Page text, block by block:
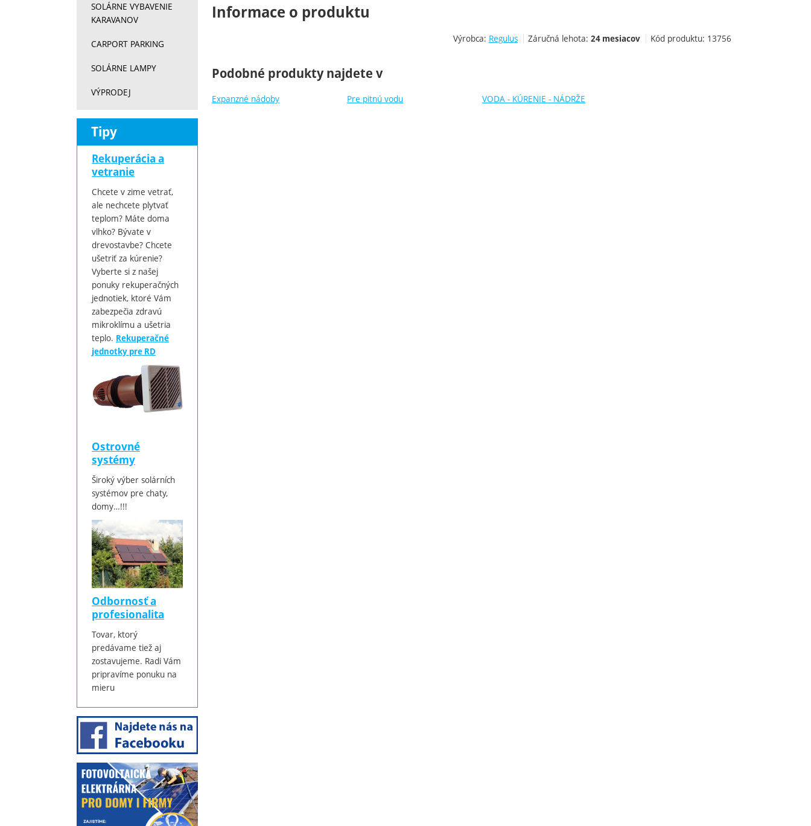
Informace o produktu
Výrobca: Regulus Záručná lehota: 24 mesiacov Kód produktu: 13756
Podobné produkty najdete v
Expanzné nádoby Pre pitnú vodu VODA - KÚRENIE - NÁDRŽE
SOLÁRNE VYBAVENIE
KARAVANOV
CARPORT PARKING
SOLÁRNE LAMPY
VÝPRODEJ
Tipy
Rekuperácia a
vetranie
Chcete v zime vetrať,
ale nechcete plytvať
teplom? Máte doma
vlhko? Bývate v
drevostavbe? Chcete
ušetriť za kúrenie?
Vyberte si z našej
ponuky rekuperačných
jednotiek, ktoré Vám
zabezpečia zdravú
mikroklímu a ušetria
teplo. Rekuperačné
jednotky pre RD
Ostrovné
systémy
Široký výber solárních
systémov pre chaty,
domy…!!!
Odbornosť a
profesionalita
Tovar, ktorý
predávame tiež aj
zostavujeme. Radi Vám
pripravíme ponuku na
mieru